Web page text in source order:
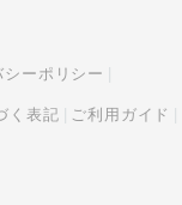
シーポリシー
く表記 ご利用ガイド